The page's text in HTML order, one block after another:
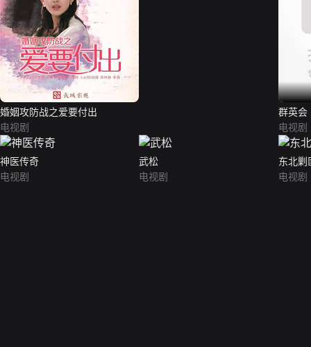
婚姻攻防战之爱要付出
电视剧
群英会
电视剧
神医传奇
电视剧
武松
电视剧
东北剿
电视剧